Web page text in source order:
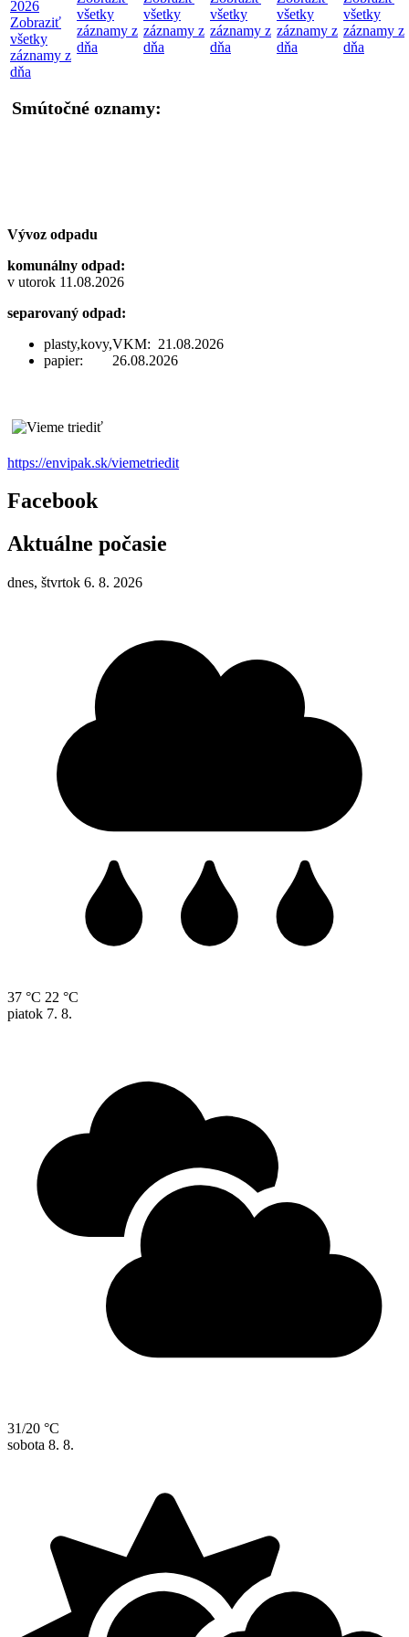
2026
Zobraziť
všetky
záznamy z
dňa
všetky
záznamy z
dňa
všetky
záznamy z
dňa
všetky
záznamy z
dňa
všetky
záznamy z
dňa
všetky
záznamy z
dňa
Smútočné oznamy:
Vývoz odpadu
komunálny odpad:
v utorok 11.08.2026
separovaný odpad:
plasty,kovy,VKM: 21.08.2026
papier: 26.08.2026
https://envipak.sk/viemetriedit
Facebook
Aktuálne počasie
dnes, štvrtok 6. 8. 2026
37 °C 22 °C
piatok 7. 8.
31/20 °C
sobota 8. 8.